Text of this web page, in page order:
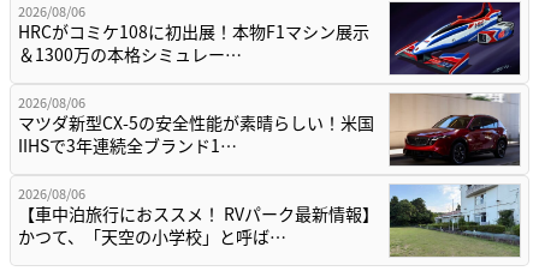
2026/08/06
HRCがコミケ108に初出展！本物F1マシン展示
＆1300万の本格シミュレー…
2026/08/06
マツダ新型CX-5の安全性能が素晴らしい！米国
IIHSで3年連続全ブランド1…
2026/08/06
【車中泊旅行におススメ！ RVパーク最新情報】
かつて、「天空の小学校」と呼ば…